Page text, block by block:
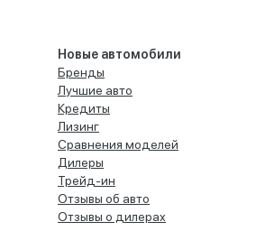
Новые автомобили
Бренды
Лучшие авто
Кредиты
Лизинг
Сравнения моделей
Дилеры
Трейд-ин
Отзывы об авто
Отзывы о дилерах